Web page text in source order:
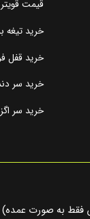
قیمت
خرید
خرید قفل
خرید سر
خرید سر
فقط به صورت عمده)